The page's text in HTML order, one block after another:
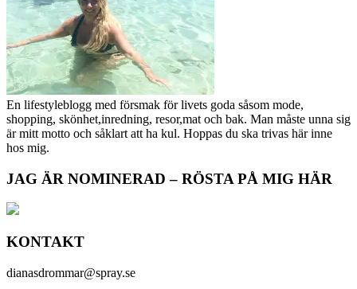
En lifestyleblogg med försmak för livets goda såsom mode,
shopping, skönhet,inredning, resor,mat och bak. Man måste unna sig
är mitt motto och såklart att ha kul. Hoppas du ska trivas här inne
hos mig.
JAG ÄR NOMINERAD – RÖSTA PÅ MIG HÄR
KONTAKT
dianasdrommar@spray.se